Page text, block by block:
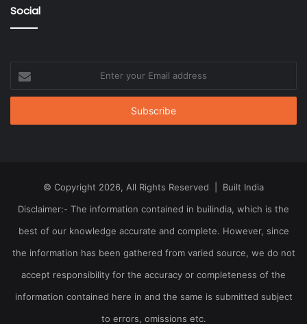
Social
your
Email
© Copyright 2026, All Rights Reserved | Built India
Disclaimer:- The information contained in builindia, which is the
best of our knowledge accurate and complete. However, since
the information has been gathered from varied source, we do not
accept responsibility for the accuracy or completeness of the
information contained here in and the same is submitted subject
to errors, omissions etc.